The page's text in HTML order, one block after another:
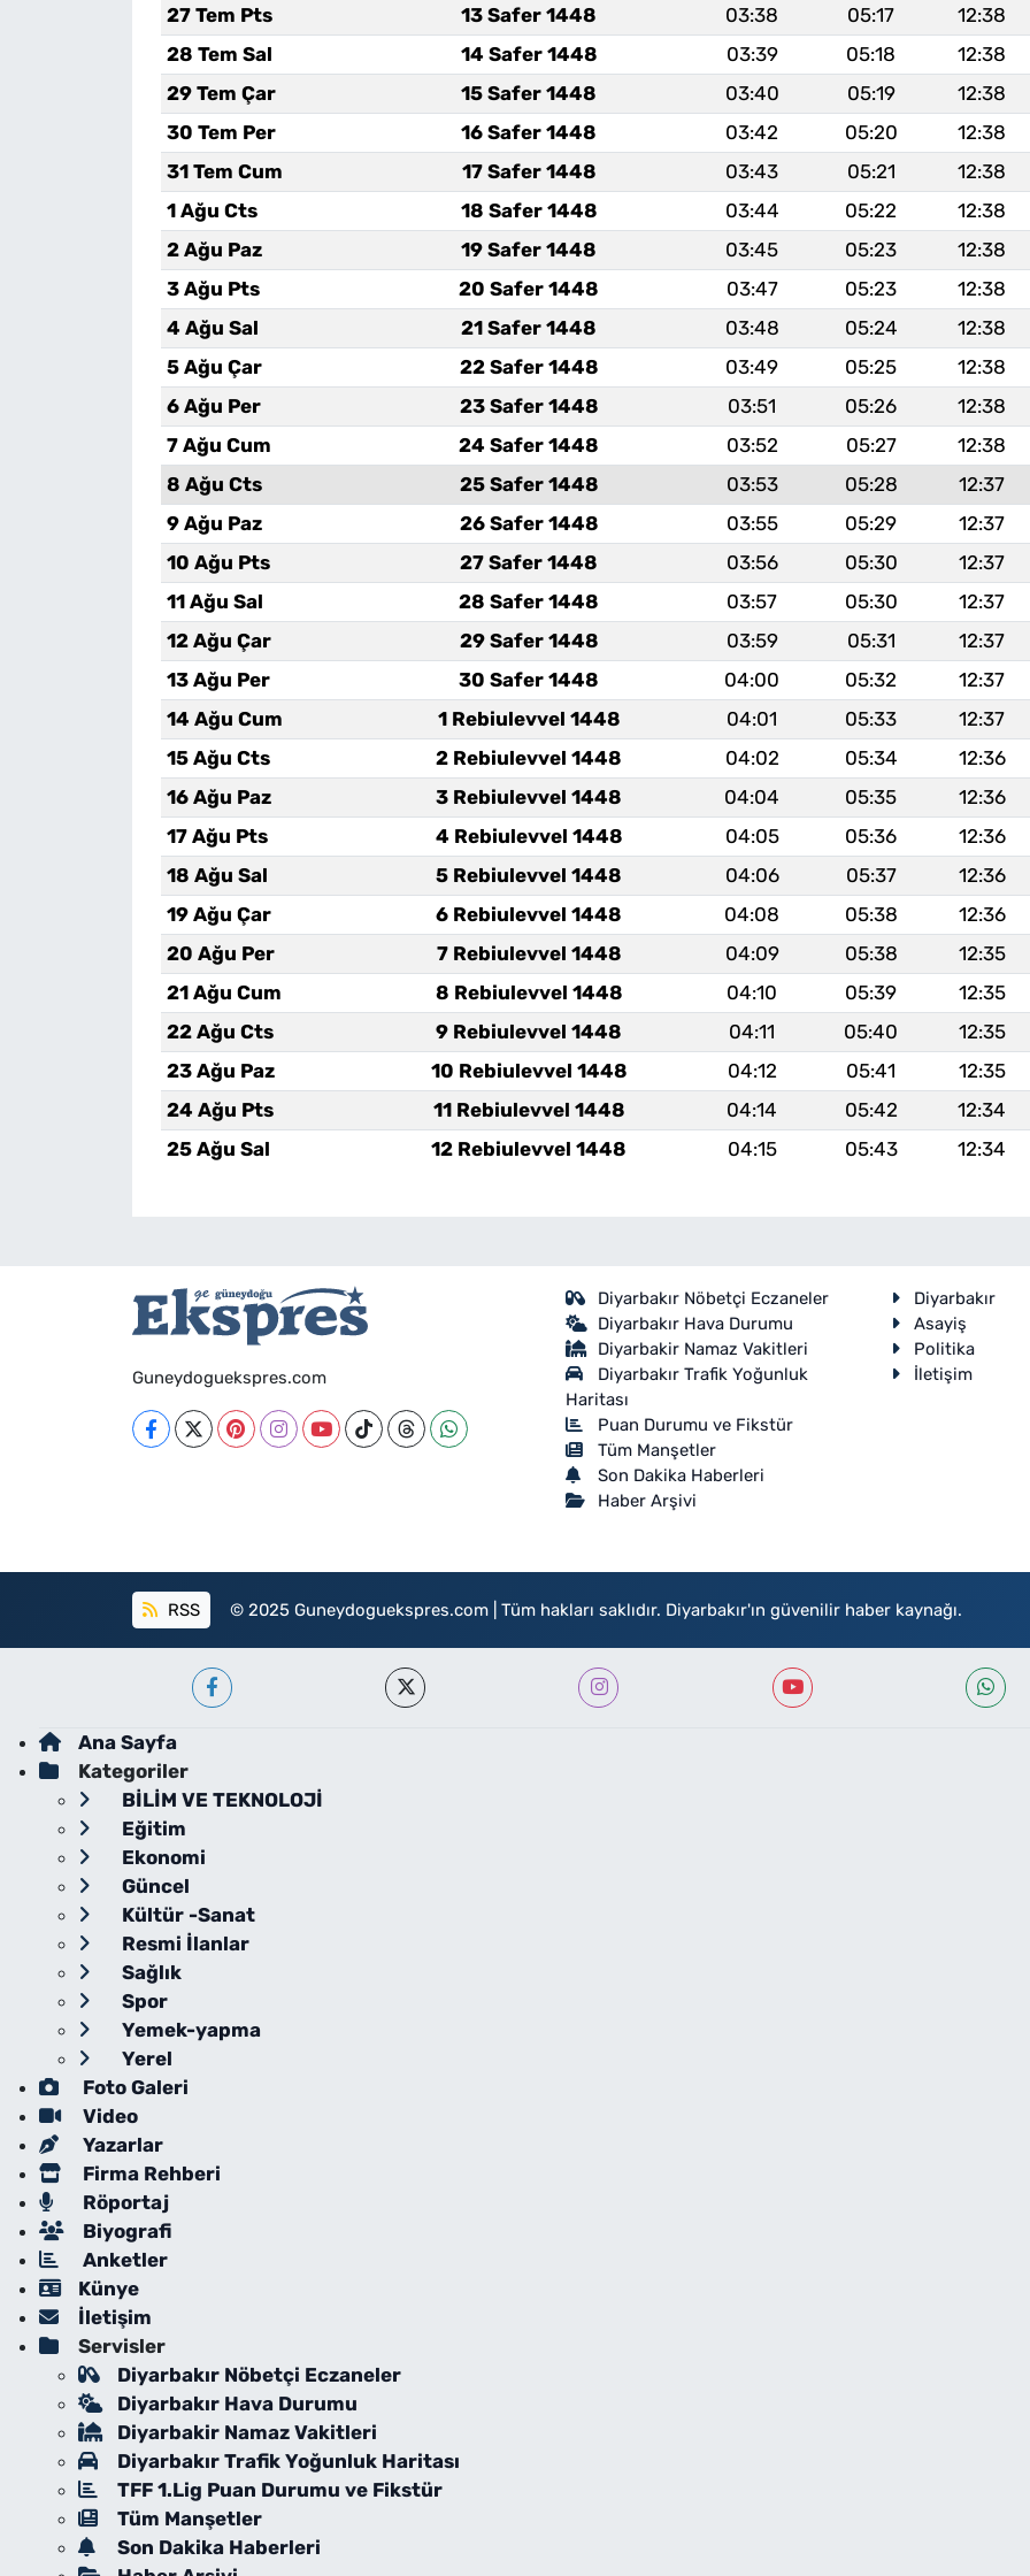
27 Tem Pts 13 Safer 1448 03:38 05:17
12:38
28 Tem Sal
14 Safer 1448 03:39 05:18
12:38
29 Tem Çar
15 Safer 1448 03:40 05:19
12:38
30 Tem Per
16 Safer 1448 03:42 05:20
12:38
31 Tem Cum
17 Safer 1448 03:43 05:21
12:38
1 Ağu Cts
18 Safer 1448 03:44 05:22
12:38
2 Ağu Paz
19 Safer 1448 03:45 05:23
12:38
3 Ağu Pts
20 Safer 1448 03:47 05:23
12:38
4 Ağu Sal
21 Safer 1448 03:48 05:24
12:38
5 Ağu Çar
22 Safer 1448 03:49 05:25
12:38
6 Ağu Per
23 Safer 1448 03:51 05:26
12:38
7 Ağu Cum
24 Safer 1448 03:52 05:27
12:38
8 Ağu Cts
25 Safer 1448 03:53 05:28
12:37
9 Ağu Paz
26 Safer 1448 03:55 05:29
12:37
10 Ağu Pts
27 Safer 1448 03:56 05:30
12:37
11 Ağu Sal
28 Safer 1448 03:57 05:30
12:37
12 Ağu Çar
29 Safer 1448 03:59 05:31
12:37
13 Ağu Per
30 Safer 1448 04:00 05:32
12:37
14 Ağu Cum
1 Rebiulevvel 1448 04:01 05:33
12:37
15 Ağu Cts
2 Rebiulevvel 1448 04:02 05:34
12:36
16 Ağu Paz
3 Rebiulevvel 1448 04:04 05:35
12:36
17 Ağu Pts
4 Rebiulevvel 1448 04:05 05:36
12:36
18 Ağu Sal
5 Rebiulevvel 1448 04:06 05:37
12:36
19 Ağu Çar
6 Rebiulevvel 1448 04:08 05:38
12:36
20 Ağu Per
7 Rebiulevvel 1448 04:09 05:38
12:35
21 Ağu Cum
8 Rebiulevvel 1448 04:10 05:39
12:35
22 Ağu Cts
9 Rebiulevvel 1448 04:11 05:40
12:35
23 Ağu Paz
10 Rebiulevvel 1448 04:12 05:41
12:35
24 Ağu Pts
11 Rebiulevvel 1448 04:14 05:42
12:34
25 Ağu Sal
12 Rebiulevvel 1448 04:15 05:43 12:34
Guneydoguekspres.com
Diyarbakır Nöbetçi Eczaneler
Diyarbakır Hava Durumu
Diyarbakir Namaz Vakitleri
Diyarbakır Trafik Yoğunluk
Haritası
Puan Durumu ve Fikstür
Tüm Manşetler
Son Dakika Haberleri
Haber Arşivi
Diyarbakır
Asayiş
Politika
İletişim
RSS © 2025 Guneydoguekspres.com | Tüm hakları saklıdır. Diyarbakır'ın güvenilir haber kaynağı.
Ana Sayfa
Kategoriler
BİLİM VE TEKNOLOJİ
Eğitim
Ekonomi
Güncel
Kültür -Sanat
Resmi İlanlar
Sağlık
Spor
Yemek-yapma
Yerel
Foto Galeri
Video
Yazarlar
Firma Rehberi
Röportaj
Biyografi
Anketler
Künye
İletişim
Servisler
Diyarbakır Nöbetçi Eczaneler
Diyarbakır Hava Durumu
Diyarbakir Namaz Vakitleri
Diyarbakır Trafik Yoğunluk Haritası
TFF 1.Lig Puan Durumu ve Fikstür
Tüm Manşetler
Son Dakika Haberleri